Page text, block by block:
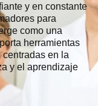
y en constante
para
como una
herramientas
en la
y el aprendizaje